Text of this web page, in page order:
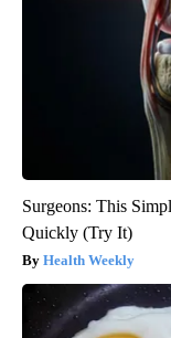
Surgeons: This
Quickly (Try It)
Health Weekly